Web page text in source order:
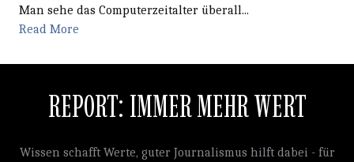
Man sehe das Computerzeitalter überall...
Read More
REPORT: IMMER MEHR WERT
Wissen schafft Werte, guter Journalismus hilft dabei - für